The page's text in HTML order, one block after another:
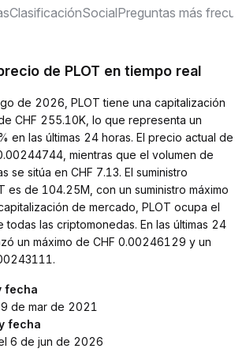
ClasificaciónSocialPreguntas más
de PLOT en tiempo real
de 2026, PLOT tiene una capitalización
CHF 255.10K, lo que representa un
en las últimas 24 horas. El precio actual de
mientras que el volumen de
se sitúa en CHF 7.13. El suministro
es de 104.25M, con un suministro máximo
de mercado, PLOT ocupa el
las criptomonedas. En las últimas 24
un máximo de CHF 0.00246129 y un
fecha
de mar de 2021
fecha
6 de jun de 2026